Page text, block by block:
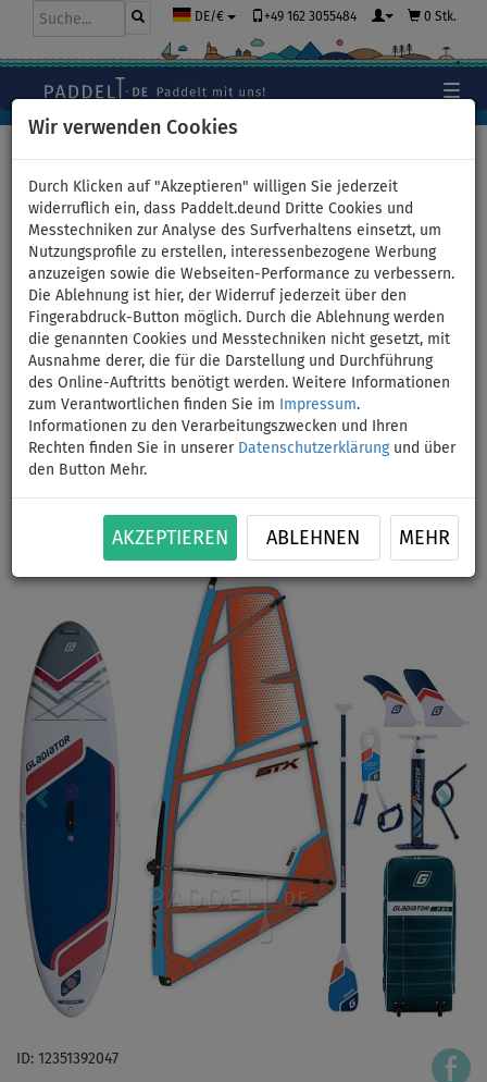
Wir verwenden Cookies
Durch Klicken auf "Akzeptieren" willigen Sie jederzeit
widerruflich ein, dass Paddelt.deund Dritte Cookies und
Messtechniken zur Analyse des Surfverhaltens einsetzt, um
Nutzungsprofile zu erstellen, interessenbezogene Werbung
anzuzeigen sowie die Webseiten-Performance zu verbessern.
Die Ablehnung ist hier, der Widerruf jederzeit über den
Fingerabdruck-Button möglich. Durch die Ablehnung werden
die genannten Cookies und Messtechniken nicht gesetzt, mit
Ausnahme derer, die für die Darstellung und Durchführung
des Online-Auftritts benötigt werden. Weitere Informationen
zum Verantwortlichen finden Sie im
Impressum.
Informationen zu den Verarbeitungszwecken und Ihren
Rechten finden Sie in unserer Datenschutzerklärungund über
den Button Mehr.
AKZEPTIEREN ABLEHNEN MEHR
DE/€ +49 162 3055484 0 Stk.
SUP GLADIATOR WindSUP 10'7
SC incl. Segel 2026 -
aufblasbares Stand Up Paddle
Board mit Windsurf Option -
Größe: 5,0qm
BIS
AKTION
BIS
120 kg
SEGEL
VERSAND
Previous Next
ID: 12351392047